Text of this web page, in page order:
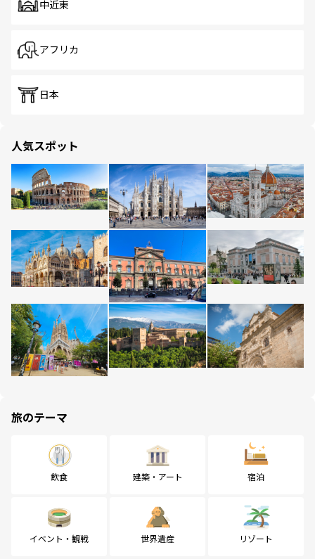
中近東
アフリカ
日本
人気スポット
旅のテーマ
飲食 建築・アート 宿泊
イベント・観戦 世界遺産 リゾート